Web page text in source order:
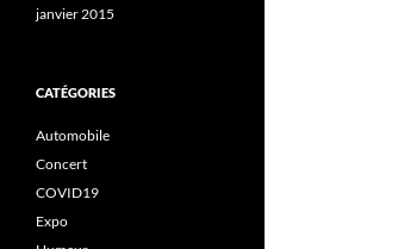
janvier 2015
CATÉGORIES
Automobile
Concert
COVID19
Expo